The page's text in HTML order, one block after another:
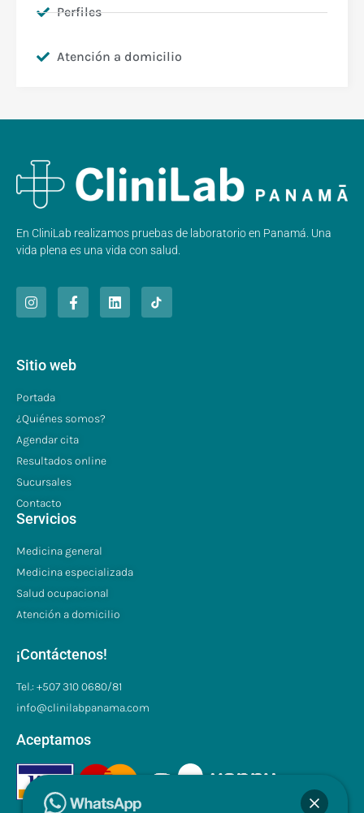
Perfiles
Atención a domicilio
En CliniLab realizamos pruebas de laboratorio en Panamá. Una
vida plena es una vida con salud.
Sitio web
Portada
¿Quiénes somos?
Agendar cita
Resultados online
Sucursales
Contacto
Servicios
Medicina general
Medicina especializada
Salud ocupacional
Atención a domicilio
¡Contáctenos!
Tel.: +507 310 0680/81
info@clinilabpanama.com
Aceptamos